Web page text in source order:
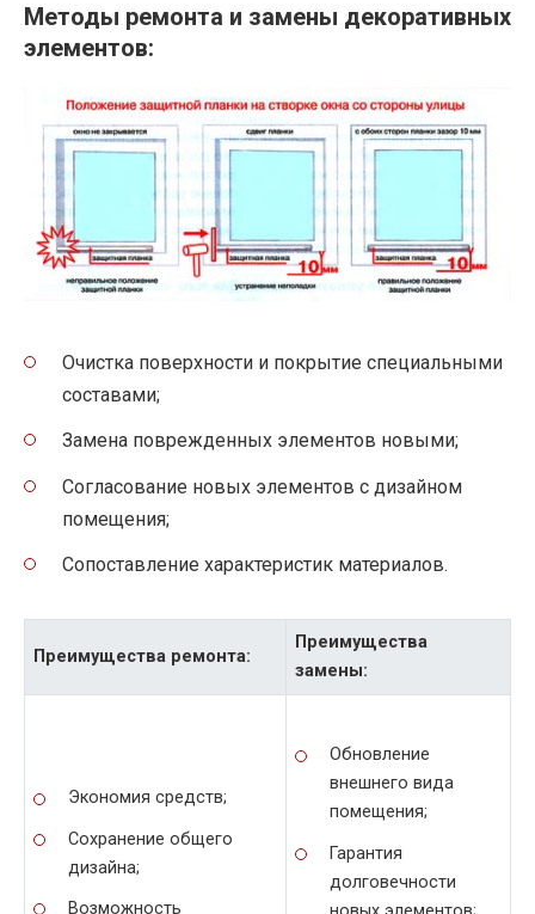
Методы ремонта и замены декоративных
элементов:
Очистка поверхности и покрытие специальными
составами;
Замена поврежденных элементов новыми;
Согласование новых элементов с дизайном
помещения;
Сопоставление характеристик материалов.
Преимущества ремонта:
Преимущества
замены:
Экономия средств;
Сохранение общего
дизайна;
Возможность
Обновление
внешнего вида
помещения;
Гарантия
долговечности